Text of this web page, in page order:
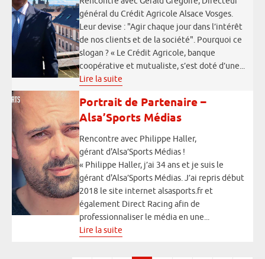
général du Crédit Agricole Alsace Vosges.
Leur devise : "Agir chaque jour dans l’intérêt
de nos clients et de la société". Pourquoi ce
slogan ? « Le Crédit Agricole, banque
coopérative et mutualiste, s’est doté d’une...
Lire la suite
Portrait de Partenaire –
Alsa’Sports Médias
Rencontre avec Philippe Haller,
gérant d'Alsa’Sports Médias !
« Philippe Haller, j’ai 34 ans et je suis le
gérant d'Alsa’Sports Médias. J’ai repris début
2018 le site internet alsasports.fr et
également Direct Racing afin de
professionnaliser le média en une...
Lire la suite